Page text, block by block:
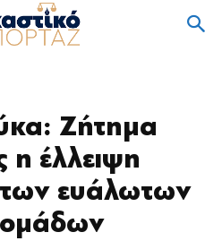
Ζήτημα
η έλλειψη
ευάλωτων
ομάδων